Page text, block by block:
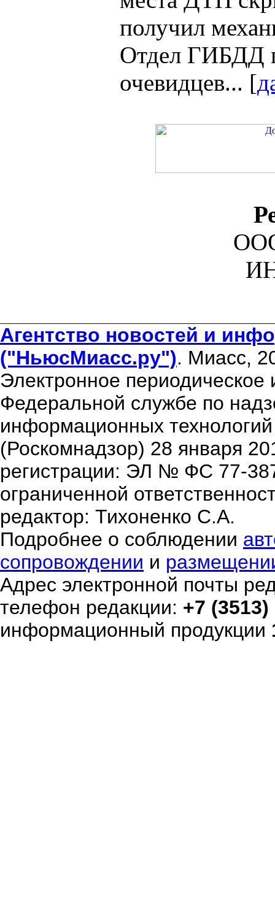
получил
Отдел ГИБДД
очевидцев... [
Агентство новостей и
("НьюсМиасс.ру"). Миасс,
Электронное периодическое
Федеральной службе по
информационных
(Роскомнадзор) 28 января
регистрации: ЭЛ № ФС 77-
ограниченной
редактор: Тихоненко С.А.
Подробнее о соблюдении
сопровождении и
Адрес электронной почты
телефон редакции: +7
информационный продукции